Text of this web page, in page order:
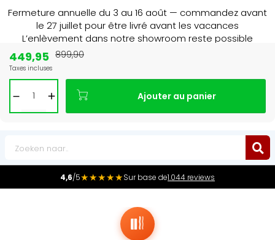
Fermeture annuelle du 3 au 16 août — commandez avant
le 27 juillet pour être livré avant les vacances
L’enlèvement dans notre showroom reste possible
jusqu’au 1er août à 16 h 30.
4,6/5★★★★★Sur base de1.044 reviews
449,95
Taxes incluses
899,90
Ajouter au panier